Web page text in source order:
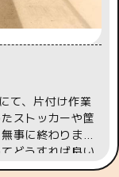
、片付け作業
ストッカーや筐
事に終わりまし
どうすれば良い
だけで何件あっ